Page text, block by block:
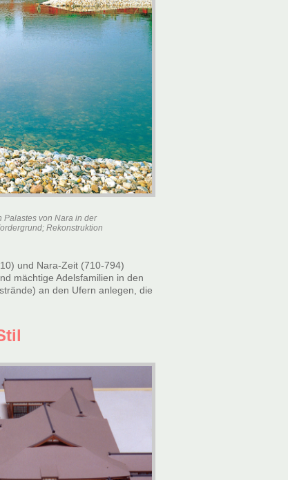
von Nara in der
Rekonstruktion
und Nara-Zeit (710-794)
mächtige Adelsfamilien in den
an den Ufern anlegen, die